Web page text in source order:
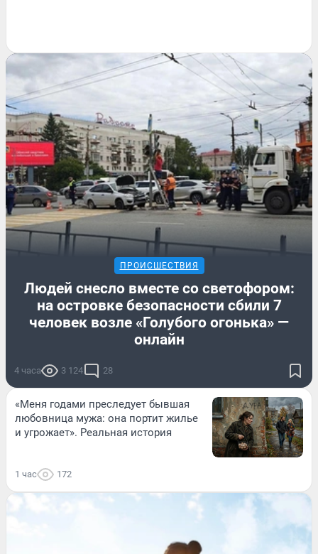
ПРОИСШЕСТВИЯ
Людей снесло вместе со светофором:
на островке безопасности сбили 7
человек возле «Голубого огонька» —
онлайн
4 часа 3 124 28
«Меня годами преследует бывшая
любовница мужа: она портит жилье
и угрожает». Реальная история
1 час 172